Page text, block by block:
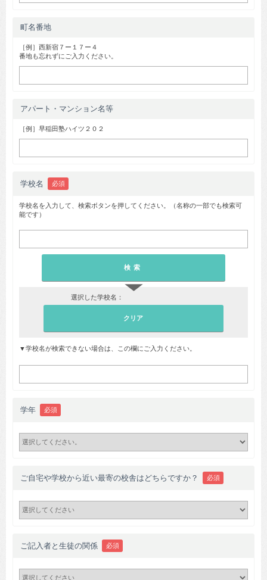
町名番地
［例］西新宿７ー１７ー４
番地も忘れずにご入力ください。
アパート・マンション名等
［例］早稲田塾ハイツ２０２
学校名 必須
学校名を入力して、検索ボタンを押してください。（名称の一部でも検索可
能です）
選択した学校名：
▼学校名が検索できない場合は、この欄にご入力ください。
学年 必須
ご自宅や学校から近い最寄の校舎はどちらですか？ 必須
ご記入者と生徒の関係 必須